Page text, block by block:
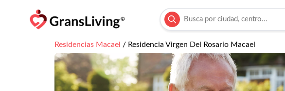
Residencias Macael / Residencia Virgen Del Rosario Macael